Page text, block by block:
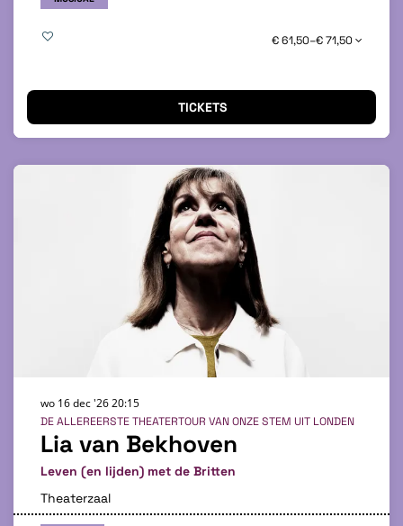
€ 61,50–€ 71,50
TICKETS
Lia van Bekhoven
Leven (en lijden) met de Britten
DE ALLEREERSTE THEATERTOUR VAN ONZE STEM UIT LONDEN
wo 16 dec '2620:15
Theaterzaal